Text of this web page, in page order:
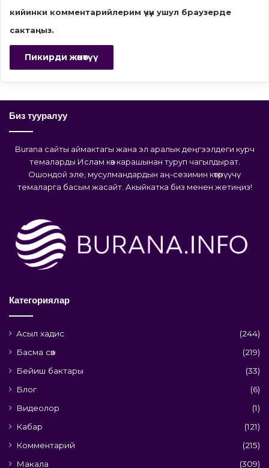
кийинки комментарийлерим үчүн ушул браузерде
сактаңыз.
Биз тууралуу
Burana сайты аймактагы жана эл аралык деңгээлдеги курч
темаларды Ислам көз карашынан туруп чагылдырат.
Ошондой эле, мусулмандардын аң-сезимин көтөрүүчү
темаларга басым жасайт. Акыйкатка биз менен жетиңиз!
Категориялар
Асыл хадис
(244)
Басма сөз
(219)
Бейиш бактары
(33)
Блог
(6)
Видеолор
(1)
Кабар
(121)
Комментарий
(215)
Макала
(309)